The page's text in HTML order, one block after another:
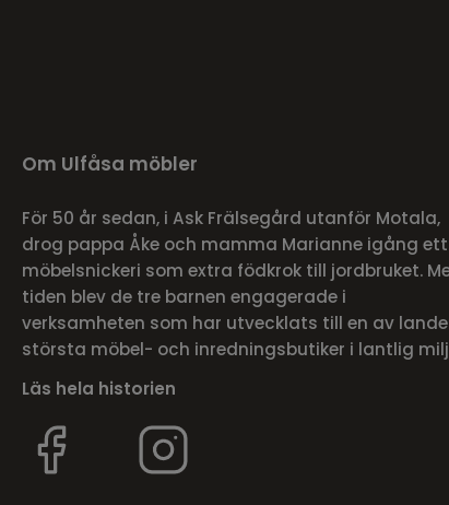
Om Ulfåsa möbler
För 50 år sedan, i Ask Frälsegård utanför Motala,
drog pappa Åke och mamma Marianne igång ett
möbelsnickeri som extra födkrok till jordbruket.
tiden blev de tre barnen engagerade i
verksamheten som har utvecklats till en av
största möbel- och inredningsbutiker i lantlig
Läs hela historien